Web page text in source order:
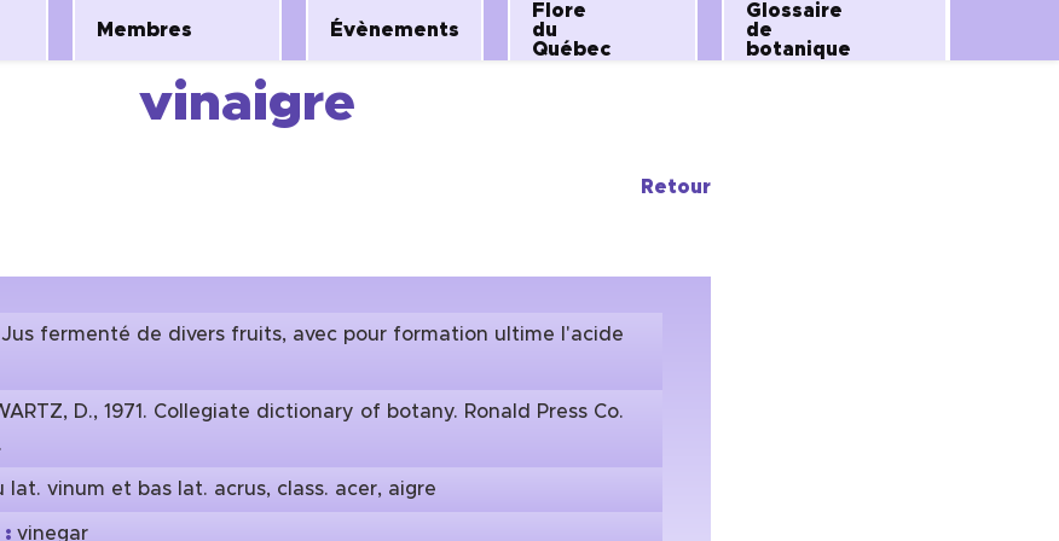
Membres Évènements
Flore
du
Québec
Glossaire
de
botanique
vinaigre
Retour
Jus fermenté de divers fruits, avec pour formation ultime l'acide
D., 1971. Collegiate dictionary of botany. Ronald Press Co.
lat. vinum et bas lat. acrus, class. acer, aigre
: vinegar